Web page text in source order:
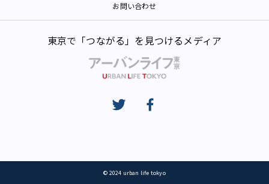
お問い合わせ
東京で「つながる」を見つけるメディア
© 2024 urban life tokyo